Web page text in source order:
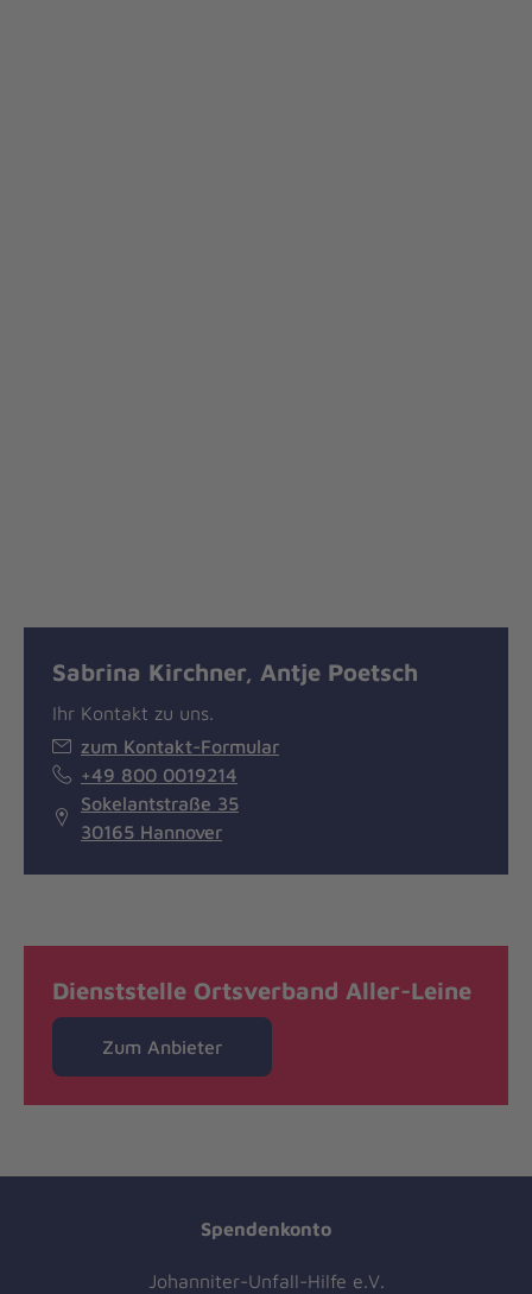
Sabrina Kirchner, Antje Poetsch
Ihr Kontakt zu uns.
zum Kontakt-Formular
+49 800 0019214
Sokelantstraße 35
30165 Hannover
Dienststelle Ortsverband Aller-Leine
Zum Anbieter
Spendenkonto
Johanniter-Unfall-Hilfe e.V.